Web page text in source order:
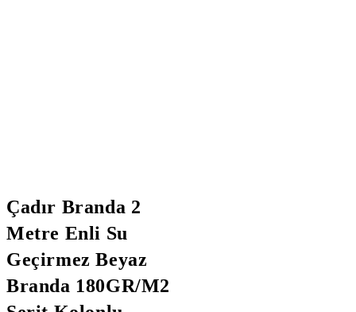
Çadır Branda 2
Metre Enli Su
Geçirmez Beyaz
Branda 180GR/M2